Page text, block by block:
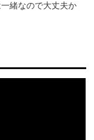
緒なので大丈夫か